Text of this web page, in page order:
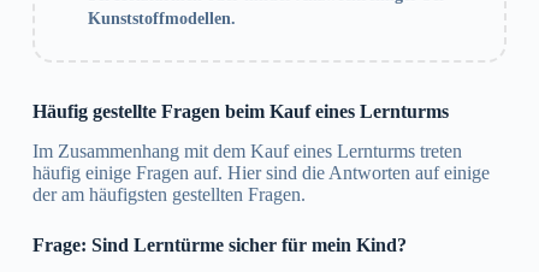
Kunststoffmodellen.
Häufig gestellte Fragen beim Kauf eines Lernturms
Im Zusammenhang mit dem Kauf eines Lernturms treten
häufig einige Fragen auf. Hier sind die Antworten auf einige
der am häufigsten gestellten Fragen.
Frage: Sind Lerntürme sicher für mein Kind?